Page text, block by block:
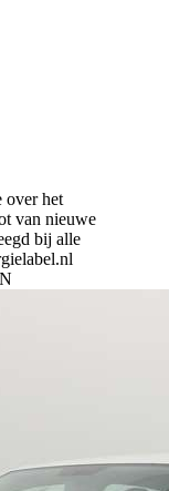
over het
van nieuwe
bij alle